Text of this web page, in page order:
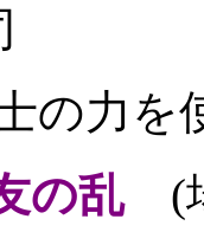
の力を
の乱(